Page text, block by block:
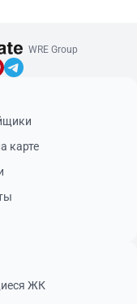
WRE Group
карте
ЖК